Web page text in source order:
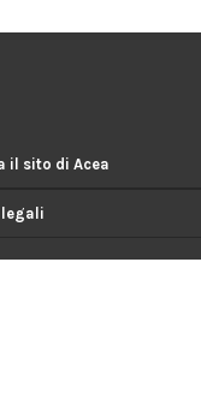
il sito di Acea
legali